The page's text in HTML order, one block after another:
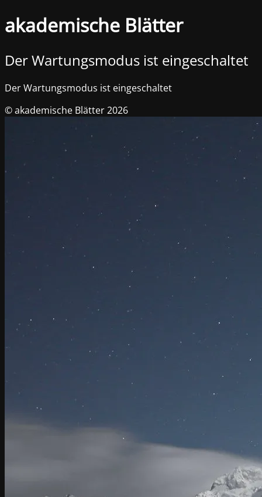
akademische Blätter
Der Wartungsmodus ist eingeschaltet
Der Wartungsmodus ist eingeschaltet
© akademische Blätter 2026